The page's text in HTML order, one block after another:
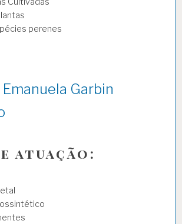
perenes
Emanuela Garbin
atuação: